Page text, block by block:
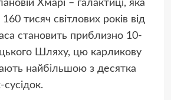
Хмарі – галактиці, яка
тисяч світлових років від
становить приблизно 10-
Шляху, цю карликову
найбільшою з десятка